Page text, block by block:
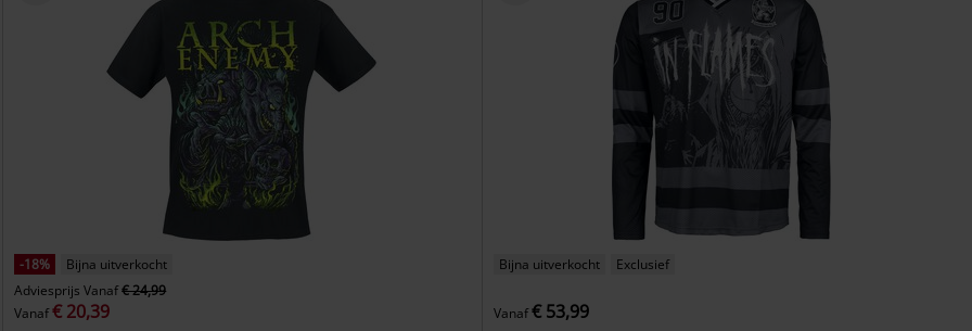
-18%
Bijna uitverkocht
Adviesprijs Vanaf€ 24,99
Vanaf€ 20,39
Bijna uitverkocht Exclusief
Vanaf€ 53,99